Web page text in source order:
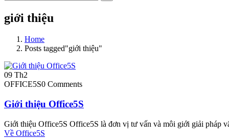
giới thiệu
Home
Posts tagged"giới thiệu"
09 Th2
OFFICE5S0 Comments
Giới thiệu Office5S
Giới thiệu Office5S Office5S là đơn vị tư vấn và môi giới giải pháp
Về Office5S